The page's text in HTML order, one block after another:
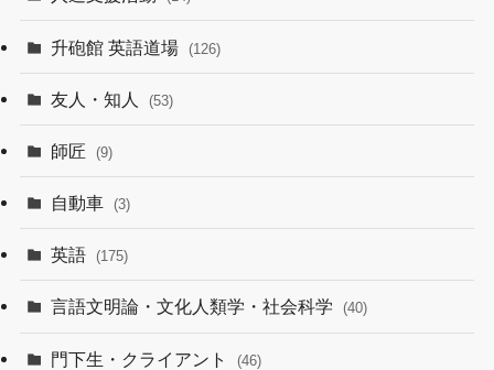
升砲館 英語道場 (126)
友人・知人 (53)
師匠 (9)
自動車 (3)
英語 (175)
言語文明論・文化人類学・社会科学 (40)
門下生・クライアント (46)